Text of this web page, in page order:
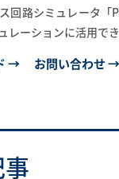
回路シミュレータ
レーションに活用で
→ お問い合わせ →